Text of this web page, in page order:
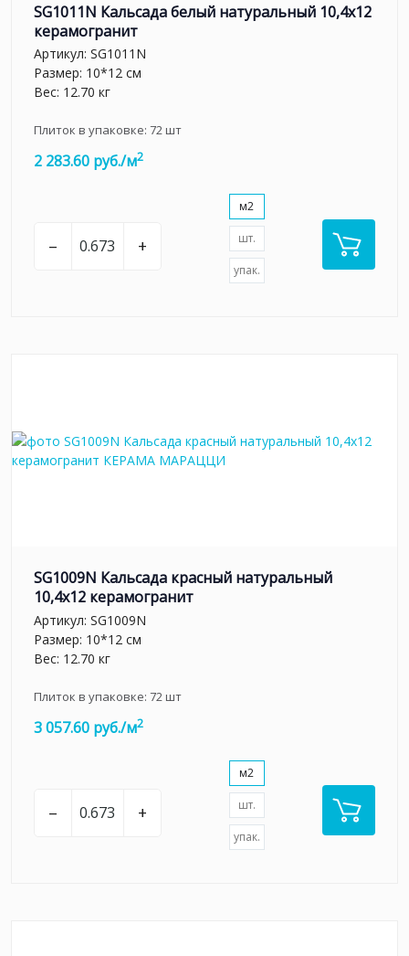
SG1011N Кальсада белый натуральный 10,4х12
керамогранит
Артикул: SG1011N
Размер: 10*12 см
Вес: 12.70 кг
Плиток в упаковке: 72шт
2 283.60 руб./м2
– +
м2
шт.
упак.
SG1009N Кальсада красный натуральный
10,4х12 керамогранит
Артикул: SG1009N
Размер: 10*12 см
Вес: 12.70 кг
Плиток в упаковке: 72шт
3 057.60 руб./м2
– +
м2
шт.
упак.